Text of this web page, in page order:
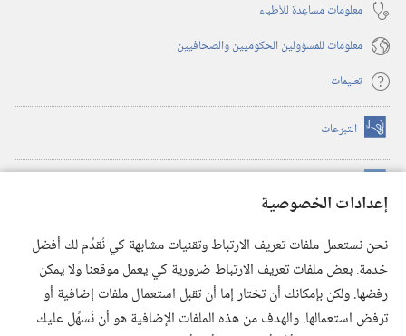
إعدادات الخصوصية
نحن نستعمل ملفات تعريف الارتباط وتقنيات مشابهة كي نُقدِّم لك أفضل
خدمة. بعض ملفات تعريف الارتباط ضرورية كي يعمل موقعنا ولا يمكن
رفضها. ولكن بإمكانك أن تختار إما أن تقبل استعمال ملفات إضافية أو
ترفض استعمالها. والهدف من هذه الملفات الإضافية هو أن نُسهِّل عليك
معلومات مساعِدة للأطباء
معلومات للمسؤولين الحكوميين والصحافيين
تعليمات
التبرعات (يفتح
نافذة
(يفتح
نافذة
(يفتح
نافذة
جديدة) تطبيق ®
JW Library
مكتبة برج المراقبة